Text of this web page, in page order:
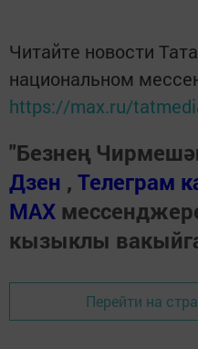
Читайте новости
национальном
https://max.ru/
"Безнең
Дзен , Телеграм
МАХ
кызыклы
Перейти на